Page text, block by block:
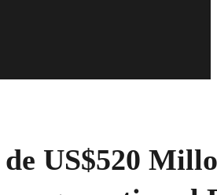
US$520